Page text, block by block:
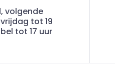
volgende
tot 19
tot 17 uur